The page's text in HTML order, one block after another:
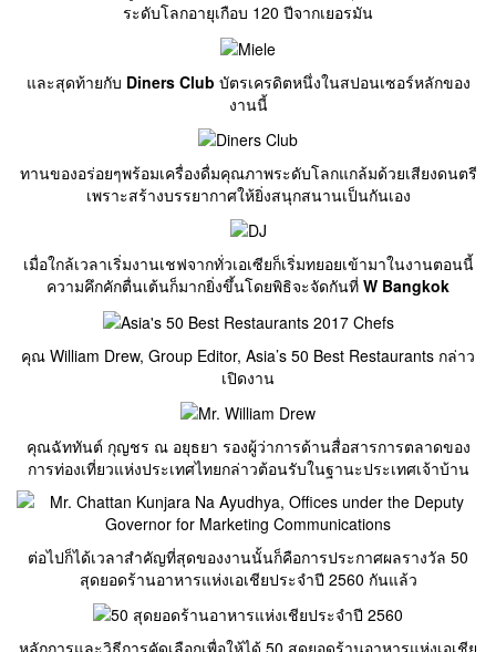
ระดับโลกอายุเกือบ 120 ปีจากเยอรมัน
และสุดท้ายกับ Diners Club บัตรเครดิตหนึ่งในสปอนเซอร์หลักของ
งานนี้
ทานของอร่อยๆพร้อมเครื่องดื่มคุณภาพระดับโลกแกล้มด้วยเสียงดนตรี
เพราะสร้างบรรยากาศให้ยิ่งสนุกสนานเป็นกันเอง
เมื่อใกล้เวลาเริ่มงานเชฟจากทั่วเอเซียก็เริ่มทยอยเข้ามาในงานตอนนี้
ความคึกคักตื่นเต้นก็มากยิ่งขึ้นโดยพิธิจะจัดกันที่ W Bangkok
คุณ William Drew, Group Editor, Asia’s 50 Best Restaurants กล่าว
เปิดงาน
คุณฉัททันต์ กุญชร ณ อยุธยา รองผู้ว่าการด้านสื่อสารการตลาดของ
การท่องเที่ยวแห่งประเทศไทยกล่าวต้อนรับในฐานะประเทศเจ้าบ้าน
ต่อไปก็ได้เวลาสำคัญที่สุดของงานนั้นก็คือการประกาศผลรางวัล 50
สุดยอดร้านอาหารแห่งเอเชียประจำปี 2560 กันแล้ว